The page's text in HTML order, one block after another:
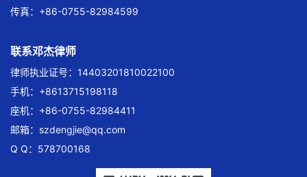
传真：+86-0755-82984599
联系邓杰律师
律师执业证号：14403201810022100
手机：+8613715198118
座机：+86-0755-82984411
邮箱： szdengjie@qq.com
Q Q：578700168